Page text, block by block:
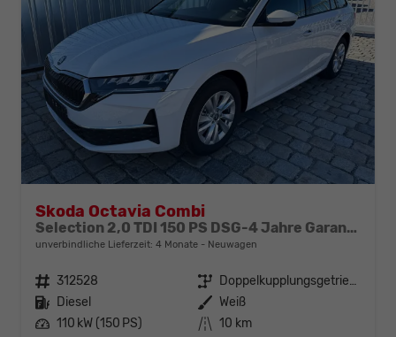
Skoda Octavia Combi
Selection 2,0 TDI 150 PS DSG-4 Jahre Garantie-PDC vorne und hinten-Sitzheizung-Smart Link
unverbindliche Lieferzeit: 4 Monate Neuwagen
Fahrzeugnr. 312528 Getriebe
Doppelkupplungsgetriebe (DSG)
Kraftstoff Diesel Außenfarbe Weiß
Leistung 110 kW (150 PS) Kilometerstand 10 km